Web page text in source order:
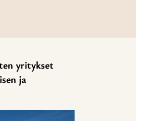
yritykset
ja